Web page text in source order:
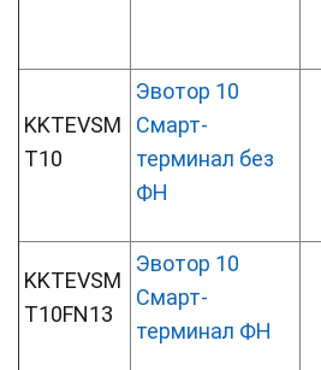
KKTEVSM
T10
Эвотор 10
Смарт-
терминал без
ФН
KKTEVSM
T10FN13
Эвотор 10
Смарт-
терминал ФН